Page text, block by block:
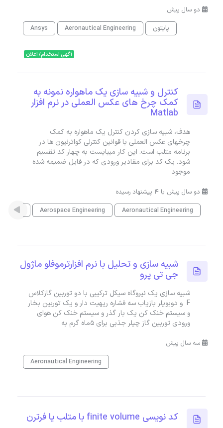
دو سال پیش
پایتون
Aeronautical Engineering
Ansys
آگهی استخدام/ اعلان
کنترل و شبیه سازی یک ماهواره نمونه به
کمک چرخ های عکس العملی در نرم افزار
Matlab
هدف، شبیه سازی کردن کنترل یک ماهواره به کمک
چرخهای عکس العملی با قوانین کنترلی کواترنیون ها در
برنامه متلب است. این کار میبایست به چهار کد تقسیم
شود. یک کد برای مقادیر ورودی که در فایل ضمیمه شده
موجود
دو سال پیش با 4 پیشنهاد رسیده
Aeronautical Engineering
Aerospace Engineering متلب
شبیه سازی و تحلیل با نرم افزارترموفلو ماژول
جی تی پرو
شبیه سازی یک نیروگاه سیکل ترکیبی با دو توربین گازکلاس
F و دوبویلر بازیاب سه فشاره ریهیت دار و یک توربین بخار
و سیستم خنک کن یک بار گذر و سیستم خنک کن هوای
ورودی توربین گاز چیلر جذبی برای 5ماه گرم به
سه سال پیش
Aeronautical Engineering
کد نویسی finite volume با متلب یا فرترن